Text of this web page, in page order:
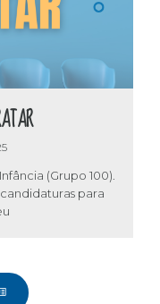
(Grupo 100).
para